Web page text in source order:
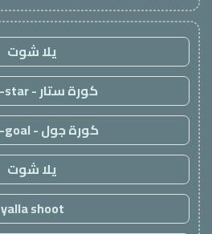
يلا شوت
كورة ستار - koora-star
كورة جول - koora-goal
يلا شوت
yalla shoot